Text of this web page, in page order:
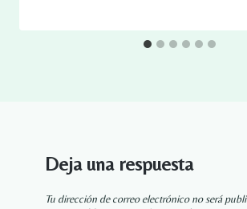
Deja una respuesta
Tu dirección de correo electrónico no será